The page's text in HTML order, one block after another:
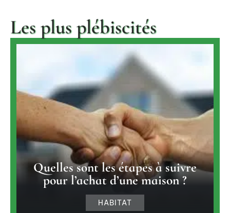
Les plus plébiscités
Quelles sont les étapes à suivre
pour l’achat d’une maison ?
HABITAT